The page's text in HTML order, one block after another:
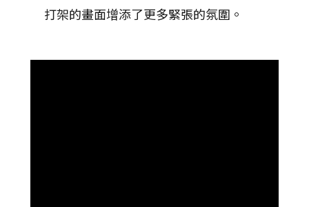
打架的畫面增添了更多緊張的氛圍。